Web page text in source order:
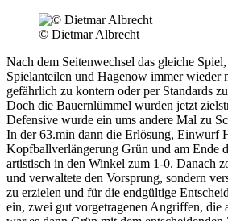
© Dietmar Albrecht
Nach dem Seitenwechsel das gleiche
Spielanteilen und Hagenow immer wieder
gefährlich zu kontern oder per Standards
Doch die Bauernlümmel wurden jetzt
Defensive wurde ein ums andere Mal zu
In der 63.min dann die Erlösung, Einwurf
Kopfballverlängerung Grün und am Ende
artistisch in den Winkel zum 1-0. Danach
und verwaltete den Vorsprung, sondern
zu erzielen und für die endgültige
ein, zwei gut vorgetragenen Angriffen, die